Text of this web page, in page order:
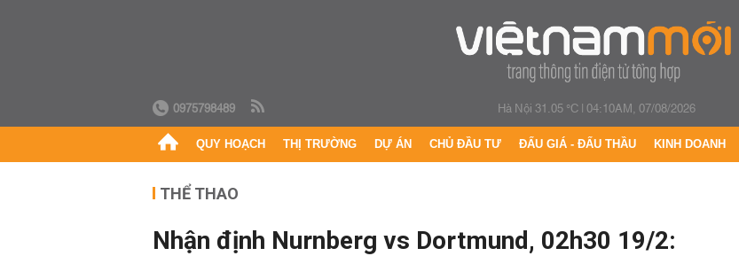
0975798489 Hà Nội 31.05 °C|04:10AM, 07/08/2026
QUY HOẠCH THỊ TRƯỜNG DỰ ÁN CHỦ ĐẦU TƯ ĐẤU GIÁ - ĐẤU THẦU KINH DOANH
THỂ THAO
Nhận định Nurnberg vs Dortmund, 02h30 19/2: